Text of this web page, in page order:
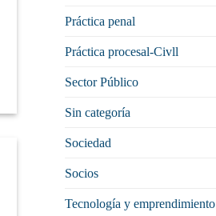
Práctica penal
Práctica procesal-Civll
Sector Público
Sin categoría
Sociedad
Socios
Tecnología y emprendimiento